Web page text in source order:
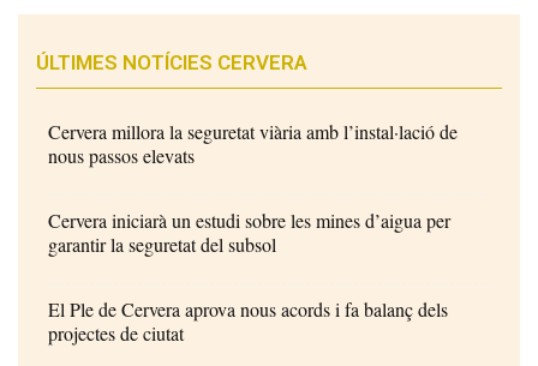
ÚLTIMES NOTÍCIES CERVERA
Cervera millora la seguretat viària amb l’instal·lació de
nous passos elevats
Cervera iniciarà un estudi sobre les mines d’aigua per
garantir la seguretat del subsol
El Ple de Cervera aprova nous acords i fa balanç dels
projectes de ciutat